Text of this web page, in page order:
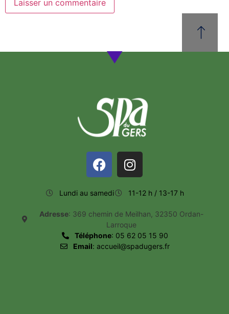
Lundi au samedi 11-12 h / 13-17 h
Adresse: 369 chemin de Meilhan, 32350 Ordan-
Larroque
Téléphone: 05 62 05 15 90
Email: accueil@spadugers.fr